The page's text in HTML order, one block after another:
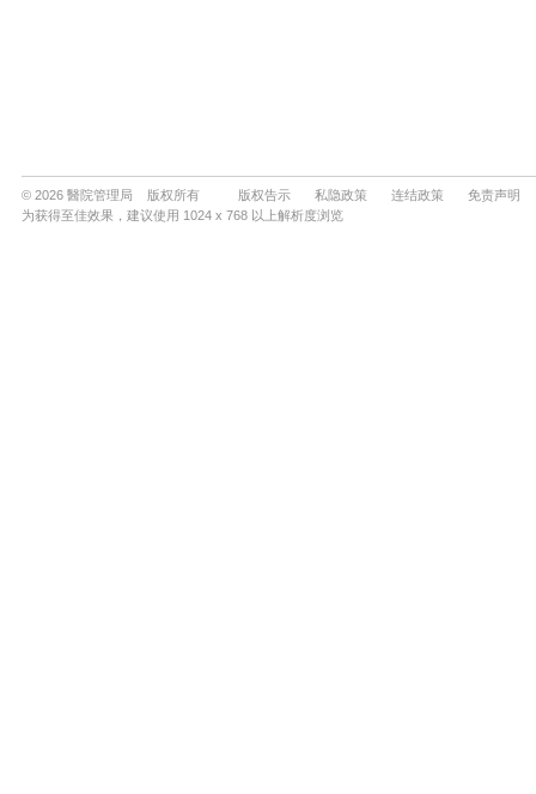
© 2026 醫院管理局 版权所有 版权告示 私隐政策 连结政策
免责声明
为获得至佳效果，建议使用 1024 x 768 以上解析度浏览